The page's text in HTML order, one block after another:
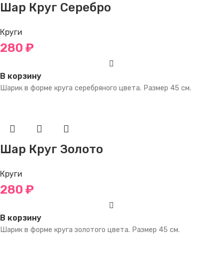
Шар Круг Серебро
Круги
280 ₽
В корзину
Шарик в форме круга серебряного цвета. Размер 45 см.
Шар Круг Золото
Круги
280 ₽
В корзину
Шарик в форме круга золотого цвета. Размер 45 см.